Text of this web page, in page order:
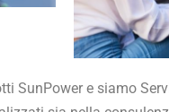
SunPower e siamo